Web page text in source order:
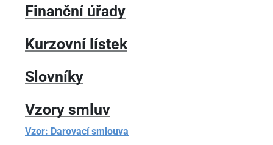
Finanční úřady
Kurzovní lístek
Slovníky
Vzory smluv
Vzor: Darovací smlouva